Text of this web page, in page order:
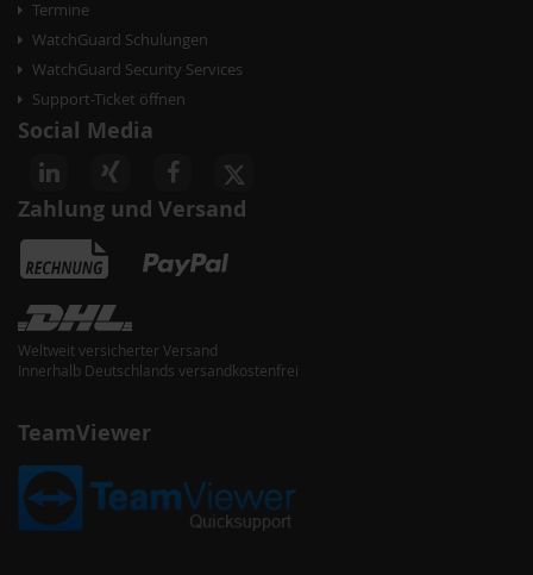
Termine
WatchGuard Schulungen
WatchGuard Security Services
Support-Ticket öffnen
Social Media
Zahlung und Versand
Weltweit versicherter Versand
Innerhalb Deutschlands versandkostenfrei
TeamViewer